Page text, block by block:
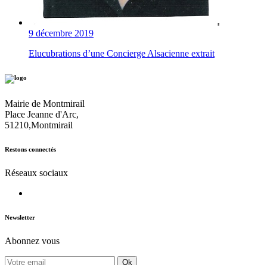
9 décembre 2019
Elucubrations d’une Concierge Alsacienne extrait
Mairie de Montmirail
Place Jeanne d'Arc,
51210,Montmirail
Restons connectés
Réseaux sociaux
Newsletter
Abonnez vous
Ok